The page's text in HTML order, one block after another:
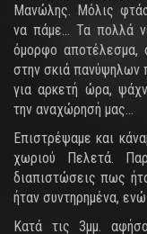
Μανώλης. Μόλις
να πάμε… Τα πολλά
όμορφο αποτέλεσμα,
στην σκιά πανύψηλων
για αρκετή ώρα,
την αναχώρησή μας…
Επιστρέψαμε και
χωριού Πελετά.
διαπιστώσεις πως
ήταν συντηρημένα,
Κατά τις 3μμ.